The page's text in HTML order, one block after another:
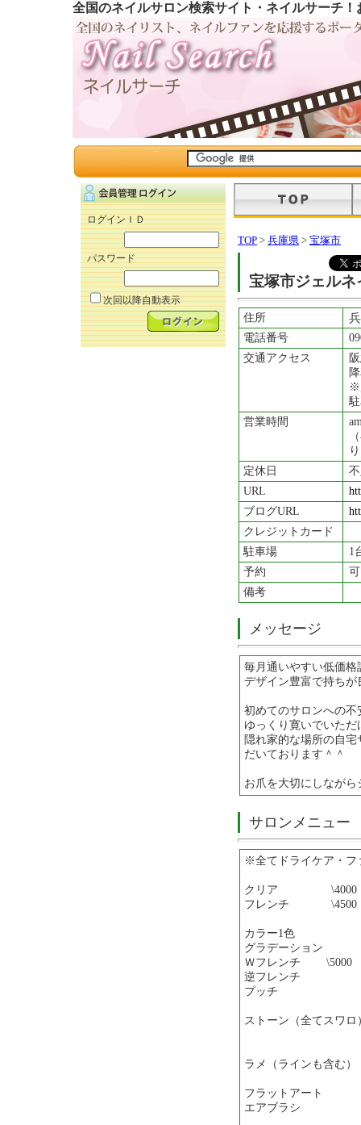
全国のネイルサロン検索サイト・ネイルサーチ
ログインＩＤ
パスワード
次回以降自動表示
TOP > 兵庫県 > 宝塚市
宝塚市ジェル
住所
電話番号
交通アクセス
※
営業時間
定休日
URL
ブログURL
クレジットカード
駐車場
1
予約
可
備考
メッセージ
毎月通いやすい低価
デザイン豊富で持ち
初めてのサロンへの
ゆっくり寛いでいただ
隠れ家的な場所の自
だいております＾＾
お爪を大切にしなが
サロンメニュー
※全てドライケア・フ
クリア \4000
フレンチ \4500
カラー1色
グラデーション
Ｗフレンチ \5000
逆フレンチ
プッチ
ストーン（全てスワロ
ラメ（ラインも含む
フラットアート
エアブラシ